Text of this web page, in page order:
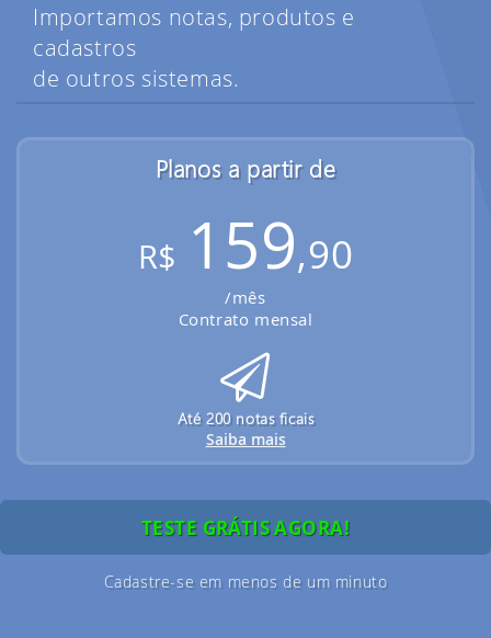
Importamos notas, produtos e
cadastros
de outros sistemas.
Planos a partir de
R$ 159,90
/mês
Contrato mensal
Até 200 notas ficais
Saiba mais
TESTE GRÁTIS AGORA!
Cadastre-se em menos de um minuto